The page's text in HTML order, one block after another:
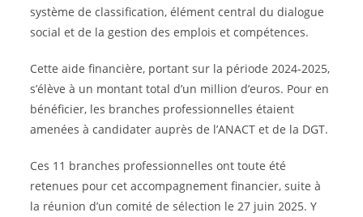
système de classification, élément central du dialogue
social et de la gestion des emplois et compétences.
Cette aide financière, portant sur la période 2024-2025,
s’élève à un montant total d’un million d’euros. Pour en
bénéficier, les branches professionnelles étaient
amenées à candidater auprès de l’ANACT et de la DGT.
Ces 11 branches professionnelles ont toute été
retenues pour cet accompagnement financier, suite à
la réunion d’un comité de sélection le 27 juin 2025. Y